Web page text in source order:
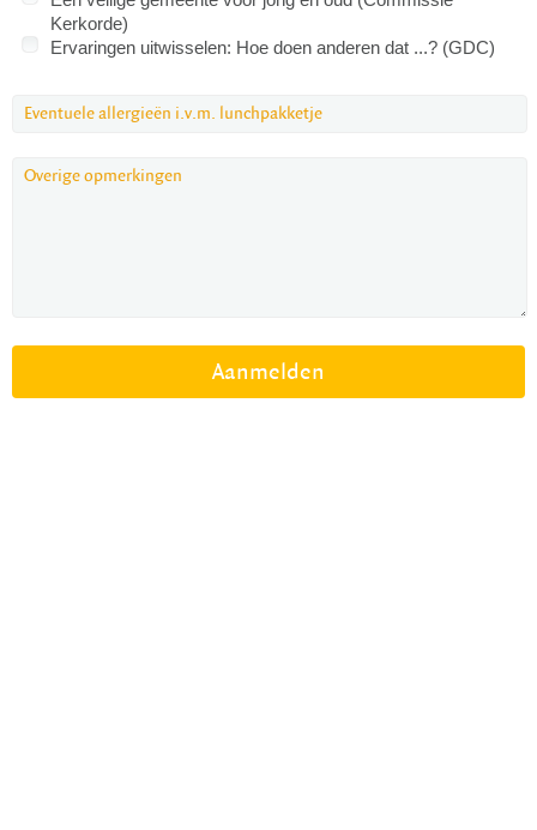
Kerkorde)
Ervaringen uitwisselen: Hoe doen anderen dat ...? (GDC)
Aanmelden